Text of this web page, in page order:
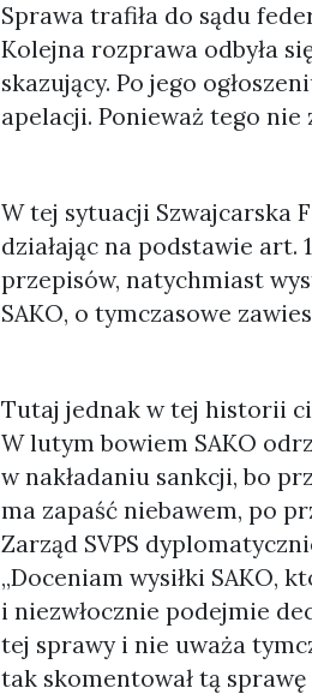
Sprawa trafiła do sądu
Kolejna rozprawa odbyła
skazujący. Po jego
apelacji. Ponieważ tego nie
W tej sytuacji Szwajcarska
działając na podstawie art.
przepisów, natychmiast
SAKO, o tymczasowe
Tutaj jednak w tej historii
W lutym bowiem SAKO
w nakładaniu sankcji, bo
ma zapaść niebawem, po
Zarząd SVPS
„Doceniam wysiłki SAKO,
i niezwłocznie podejmie
tej sprawy i nie uważa
tak skomentował tą